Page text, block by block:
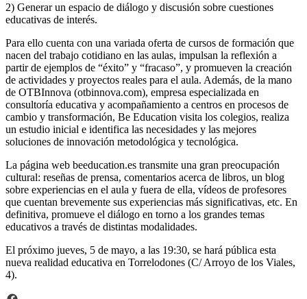
2) Generar un espacio de diálogo y discusión sobre cuestiones
educativas de interés.
Para ello cuenta con una variada oferta de cursos de formación que
nacen del trabajo cotidiano en las aulas, impulsan la reflexión a
partir de ejemplos de “éxito” y “fracaso”, y promueven la creación
de actividades y proyectos reales para el aula. Además, de la mano
de OTBInnova (otbinnova.com), empresa especializada en
consultoría educativa y acompañamiento a centros en procesos de
cambio y transformación, Be Education visita los colegios, realiza
un estudio inicial e identifica las necesidades y las mejores
soluciones de innovación metodológica y tecnológica.
La página web beeducation.es transmite una gran preocupación
cultural: reseñas de prensa, comentarios acerca de libros, un blog
sobre experiencias en el aula y fuera de ella, vídeos de profesores
que cuentan brevemente sus experiencias más significativas, etc. En
definitiva, promueve el diálogo en torno a los grandes temas
educativos a través de distintas modalidades.
El próximo jueves, 5 de mayo, a las 19:30, se hará pública esta
nueva realidad educativa en Torrelodones (C/ Arroyo de los Viales,
4).